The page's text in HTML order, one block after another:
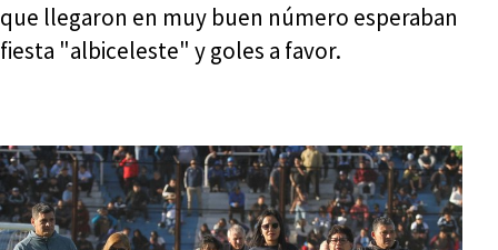
que llegaron en muy buen número esperaban
fiesta "albiceleste" y goles a favor.